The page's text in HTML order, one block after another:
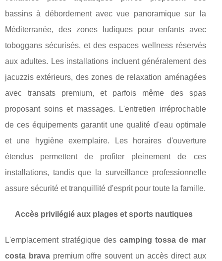
bassins à débordement avec vue panoramique sur la
Méditerranée, des zones ludiques pour enfants avec
toboggans sécurisés, et des espaces wellness réservés
aux adultes. Les installations incluent généralement des
jacuzzis extérieurs, des zones de relaxation aménagées
avec transats premium, et parfois même des spas
proposant soins et massages. L'entretien irréprochable
de ces équipements garantit une qualité d'eau optimale
et une hygiène exemplaire. Les horaires d'ouverture
étendus permettent de profiter pleinement de ces
installations, tandis que la surveillance professionnelle
assure sécurité et tranquillité d'esprit pour toute la famille.
Accès privilégié aux plages et sports nautiques
L'emplacement stratégique descamping tossa de mar
costa bravapremium offre souvent un accès direct aux